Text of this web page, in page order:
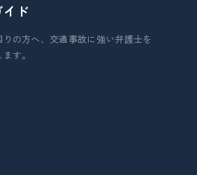
イド
の方へ、交通事故に強い弁護士を
す。